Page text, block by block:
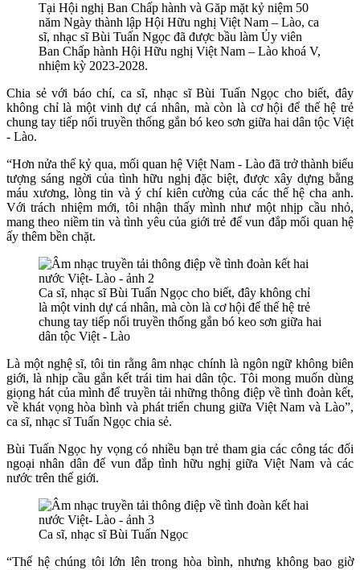
Tại Hội nghị Ban Chấp hành và Găp mặt kỷ niệm 50
năm Ngày thành lập Hội Hữu nghị Việt Nam – Lào, ca
sĩ, nhạc sĩ Bùi Tuấn Ngọc đã được bầu làm Ủy viên
Ban Chấp hành Hội Hữu nghị Việt Nam – Lào khoá V,
nhiệm kỳ 2023-2028.
Chia sẻ với báo chí, ca sĩ, nhạc sĩ Bùi Tuấn Ngọc cho biết, đây
không chỉ là một vinh dự cá nhân, mà còn là cơ hội để thế hệ trẻ
chung tay tiếp nối truyền thống gắn bó keo sơn giữa hai dân tộc Việt
- Lào.
“Hơn nửa thế kỷ qua, mối quan hệ Việt Nam - Lào đã trở thành biểu
tượng sáng ngời của tình hữu nghị đặc biệt, được xây dựng bằng
máu xương, lòng tin và ý chí kiên cường của các thế hệ cha anh.
Với trách nhiệm mới, tôi nhận thấy mình như một nhịp cầu nhỏ,
mang theo niềm tin và tình yêu của giới trẻ để vun đắp mối quan hệ
ấy thêm bền chặt.
Ca sĩ, nhạc sĩ Bùi Tuấn Ngọc cho biết, đây không chỉ
là một vinh dự cá nhân, mà còn là cơ hội để thế hệ trẻ
chung tay tiếp nối truyền thống gắn bó keo sơn giữa hai
dân tộc Việt - Lào
Là một nghệ sĩ, tôi tin rằng âm nhạc chính là ngôn ngữ không biên
giới, là nhịp cầu gắn kết trái tim hai dân tộc. Tôi mong muốn dùng
giọng hát của mình để truyền tải những thông điệp về tình đoàn kết,
về khát vọng hòa bình và phát triển chung giữa Việt Nam và Lào”,
ca sĩ, nhạc sĩ Tuấn Ngọc chia sẻ.
Bùi Tuấn Ngọc hy vọng có nhiều bạn trẻ tham gia các công tác đối
ngoại nhân dân để vun đắp tình hữu nghị giữa Việt Nam và các
nước trên thế giới.
Ca sĩ, nhạc sĩ Bùi Tuấn Ngọc
“Thế hệ chúng tôi lớn lên trong hòa bình, nhưng không bao giờ